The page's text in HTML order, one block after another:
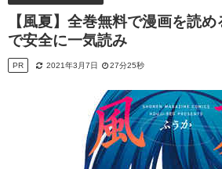
【風夏】全巻無料で漫画を読
で安全に一気読み
PR 2021年3月7日 27分25秒